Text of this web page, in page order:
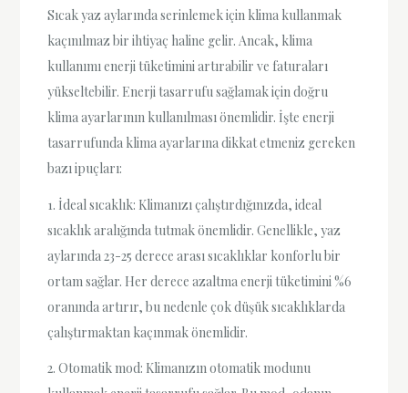
Sıcak yaz aylarında serinlemek için klima kullanmak
kaçınılmaz bir ihtiyaç haline gelir. Ancak, klima
kullanımı enerji tüketimini artırabilir ve faturaları
yükseltebilir. Enerji tasarrufu sağlamak için doğru
klima ayarlarının kullanılması önemlidir. İşte enerji
tasarrufunda klima ayarlarına dikkat etmeniz gereken
bazı ipuçları:
1. İdeal sıcaklık: Klimanızı çalıştırdığınızda, ideal
sıcaklık aralığında tutmak önemlidir. Genellikle, yaz
aylarında 23-25 derece arası sıcaklıklar konforlu bir
ortam sağlar. Her derece azaltma enerji tüketimini %6
oranında artırır, bu nedenle çok düşük sıcaklıklarda
çalıştırmaktan kaçınmak önemlidir.
2. Otomatik mod: Klimanızın otomatik modunu